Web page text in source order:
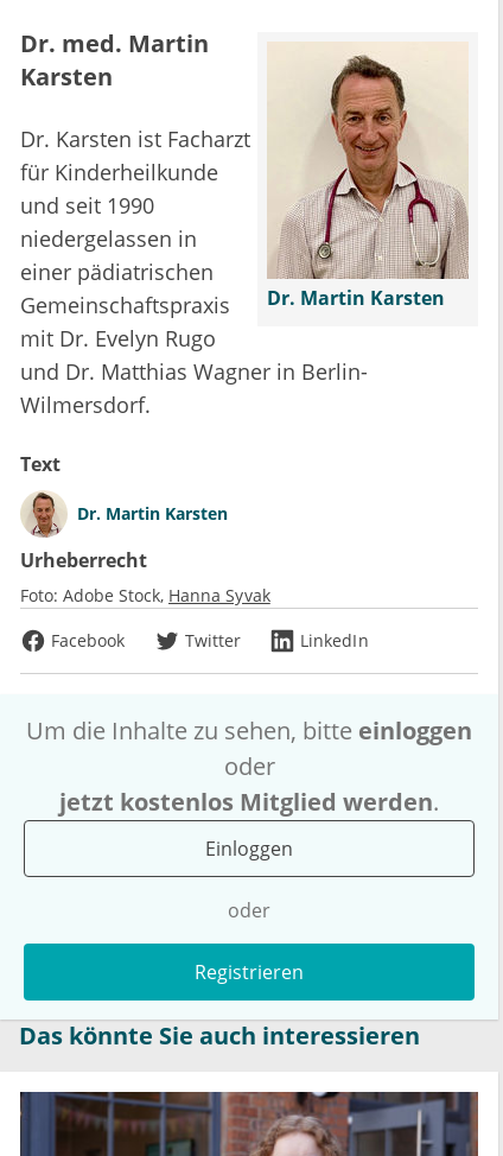
Dr. Martin Karsten
Dr. med. Martin
Karsten
Dr. Karsten ist Facharzt
für Kinderheilkunde
und seit 1990
niedergelassen in
einer pädiatrischen
Gemeinschaftspraxis
mit Dr. Evelyn Rugo
und Dr. Matthias Wagner in Berlin-
Wilmersdorf.
Text
Dr. Martin Karsten
Urheberrecht
Foto: Adobe Stock Hanna Syvak
Facebook
Twitter LinkedIn
Um die Inhalte zu sehen, bitte einloggen
oder
jetzt kostenlos Mitglied werden.
Einloggen
oder
Registrieren
Das könnte Sie auch interessieren